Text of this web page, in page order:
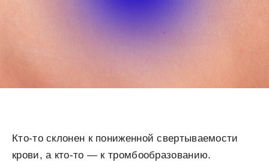
Кто-то склонен к пониженной свертываемости
крови, а кто-то — к тромбообразованию.